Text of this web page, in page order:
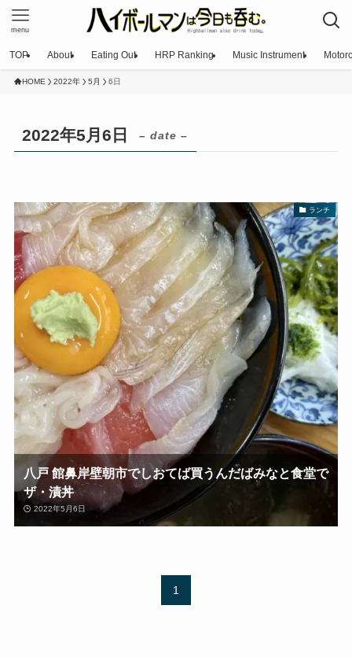
menu
TOP About Eating Out HRP Ranking Music Instrument
HOME 2022年 5月 6日
2022年5月6日 – date –
ランチ
八戸 館鼻岸壁朝市でしおてば買うんだばみなと食堂で
ザ・漬丼
2022年5月6日
1